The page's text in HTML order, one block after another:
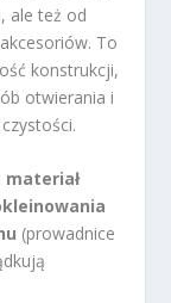
ale też od
To
konstrukcji,
otwierania i
materiał
(prowadnice